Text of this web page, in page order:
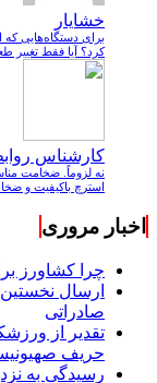
خشایار
برای دستگاه‌هایی که
کرد؟ آیا فقط تغییر
کارشناس
نه لزوماً. ضخامت
استرچ باکیفیت و
اخبار مروری
چرا کشاورز
صادراتی
تقدیر از
حریف